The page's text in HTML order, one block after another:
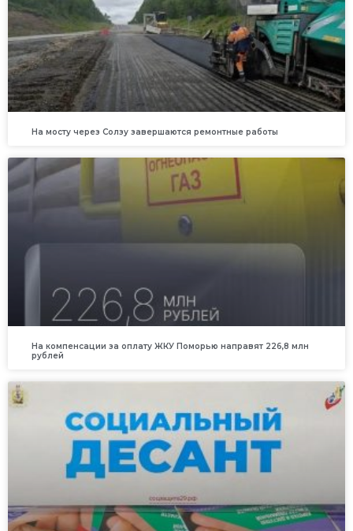
На мосту через Солзу завершаются ремонтные работы
На компенсации за оплату ЖКУ Поморью направят 226,8 млн
рублей